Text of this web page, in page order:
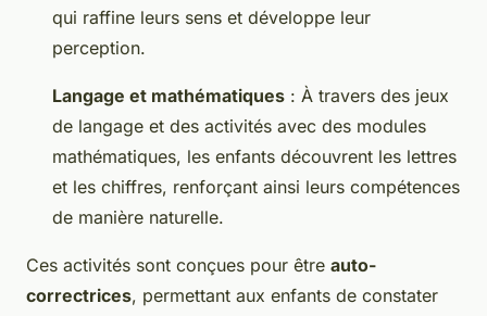
qui raffine leurs sens et développe leur
perception.
Langage et mathématiques : À travers des jeux
de langage et des activités avec des modules
mathématiques, les enfants découvrent les lettres
et les chiffres, renforçant ainsi leurs compétences
de manière naturelle.
Ces activités sont conçues pour être auto-
correctrices, permettant aux enfants de constater